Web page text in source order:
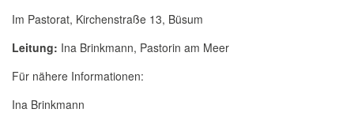
Im Pastorat, Kirchenstraße 13, Büsum
Leitung: Ina Brinkmann, Pastorin am Meer
Für nähere Informationen:
Ina Brinkmann